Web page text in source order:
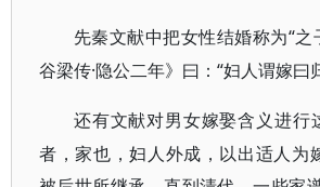
先秦文献中把女性结婚称为“之
谷梁传·隐公二年》曰：“妇人谓嫁曰归
还有文献对男女嫁娶含义进行
者，家也，妇人外成，以出适人为